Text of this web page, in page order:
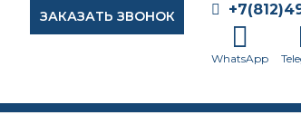
WhatsApp
ЗАКАЗАТЬ ЗВОНОК